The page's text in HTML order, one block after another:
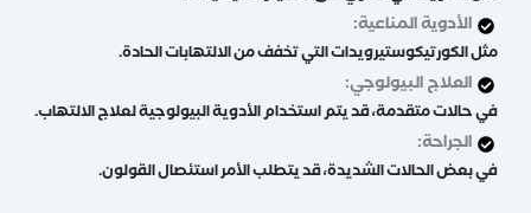
الأدوية المناعية:
مثل الكورتيكوستيرويدات التي تخفف من الالتهابات الحادة.
العلاج البيولوجي:
في حالات متقدمة، قد يتم استخدام الأدوية البيولوجية لعلاج الالتهاب.
الجراحة:
في بعض الحالات الشديدة، قد يتطلب الأمر استئصال القولون.